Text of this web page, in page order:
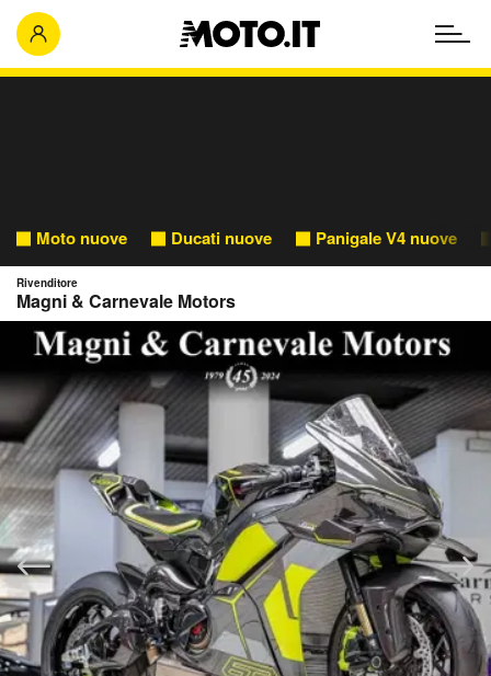
Moto nuove Ducati nuove Panigale V4 nuove
Rivenditore
Magni & Carnevale Motors